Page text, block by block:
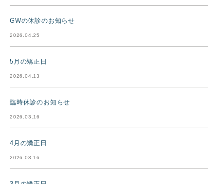
GWの休診のお知らせ
2026.04.25
5月の矯正日
2026.04.13
臨時休診のお知らせ
2026.03.16
4月の矯正日
2026.03.16